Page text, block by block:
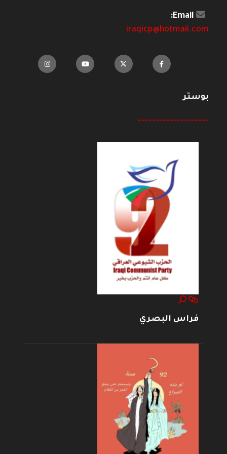
Email:
iraqicp@hotmail.com
بوستر
--------------------
فراس البصري